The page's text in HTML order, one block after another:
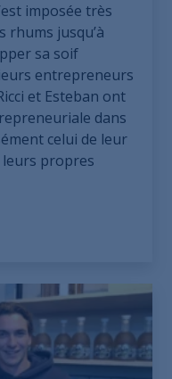
imposée très
rhums jusqu’à
sa soif
entrepreneurs
et Esteban ont
dans
celui de leur
leurs propres